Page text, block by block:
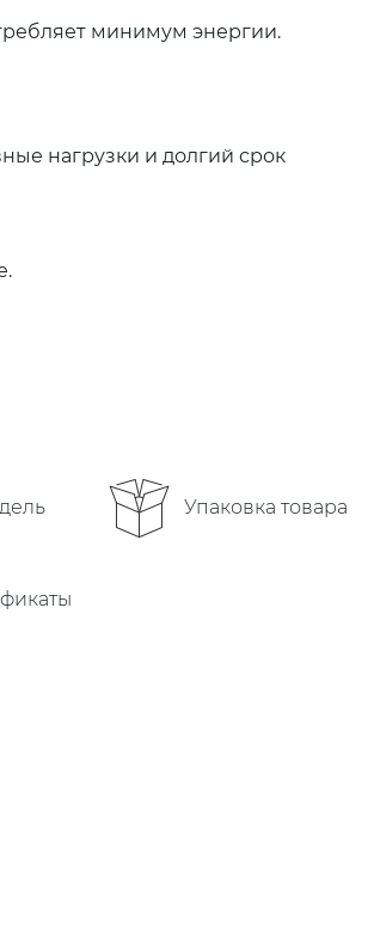
минимум энергии.
нагрузки и долгий срок
Упаковка товара